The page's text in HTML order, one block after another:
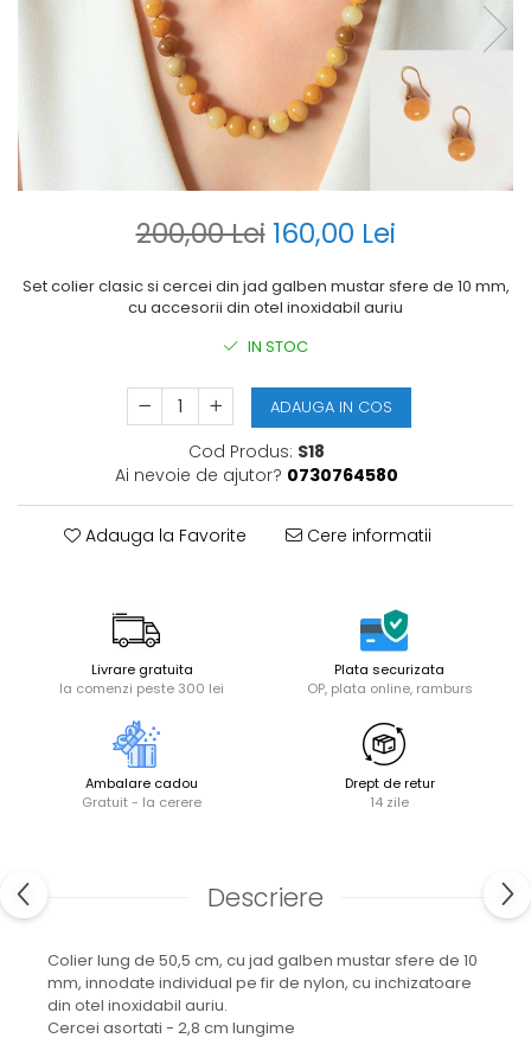
200,00 Lei 160,00 Lei
Set colier clasic si cercei din jad galben mustar sfere de 10 mm,
cu accesorii din otel inoxidabil auriu
IN STOC
ADAUGA IN COS
Cod Produs: S18
Ai nevoie de ajutor? 0730764580
Adauga la Favorite Cere informatii
Livrare gratuita
la comenzi peste 300 lei
Plata securizata
OP, plata online, ramburs
Ambalare cadou
Gratuit - la cerere
Drept de retur
14 zile
Descriere
Colier lung de 50,5 cm, cu jad galben mustar sfere de 10
mm, innodate individual pe fir de nylon, cu inchizatoare
din otel inoxidabil auriu.
Cercei asortati - 2,8 cm lungime